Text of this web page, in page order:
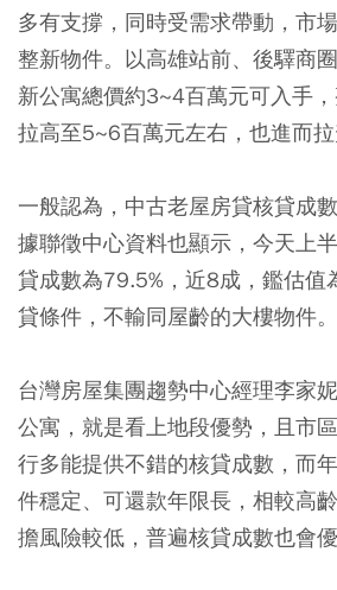
多有支撐，同時受需求帶動，市
整新物件。以高雄站前、後驛商
新公寓總價約3~4百萬元可入手
拉高至5~6百萬元左右，也進而拉
一般認為，中古老屋房貸核貸成
據聯徵中心資料也顯示，今天上
貸成數為79.5%，近8成，鑑估值
貸條件，不輸同屋齡的大樓物件。
台灣房屋集團趨勢中心經理李家
公寓，就是看上地段優勢，且市
行多能提供不錯的核貸成數，而
件穩定、可還款年限長，相較高
擔風險較低，普遍核貸成數也會優